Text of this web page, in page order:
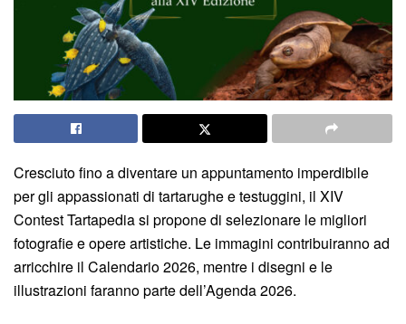
Cresciuto fino a diventare un appuntamento imperdibile
per gli appassionati di tartarughe e testuggini, il XIV
Contest Tartapedia si propone di selezionare le migliori
fotografie e opere artistiche. Le immagini contribuiranno ad
arricchire il Calendario 2026, mentre i disegni e le
illustrazioni faranno parte dell’Agenda 2026.